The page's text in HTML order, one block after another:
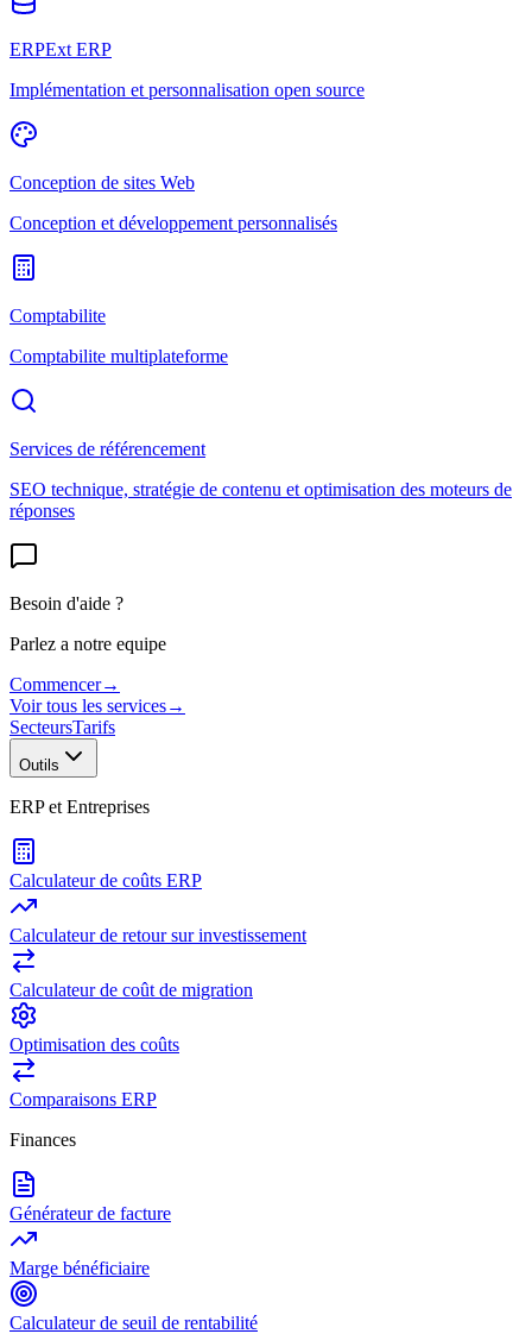
ERPExt ERP
Implémentation et personnalisation open source
Conception de sites Web
Conception et développement personnalisés
Comptabilite
Comptabilite multiplateforme
Services de référencement
SEO technique, stratégie de contenu et optimisation des moteurs de
réponses
Besoin d'aide ?
Parlez a notre equipe
Commencer→
Voir tous les services→
SecteursTarifs
Outils
ERP et Entreprises
Calculateur de coûts ERP
Calculateur de retour sur investissement
Calculateur de coût de migration
Optimisation des coûts
Comparaisons ERP
Finances
Générateur de facture
Marge bénéficiaire
Calculateur de seuil de rentabilité